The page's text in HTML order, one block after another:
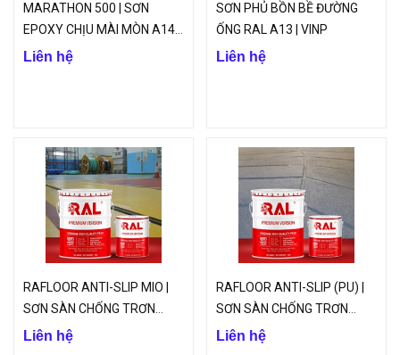
MARATHON 500 | SƠN
EPOXY CHỊU MÀI MÒN A14
RAL | VINP
Liên hệ
SƠN PHỦ BỒN BỀ ĐƯỜNG
ỐNG RAL A13 | VINP
Liên hệ
RAFLOOR ANTI-SLIP MIO |
SƠN SÀN CHỐNG TRƠN
TRƯỢT (TRUNG GIAN) B18 |
Liên hệ
RAFLOOR ANTI-SLIP (PU) |
SƠN SÀN CHỐNG TRƠN
TRƯỢT (PU) B17-1 | VINP
Liên hệ